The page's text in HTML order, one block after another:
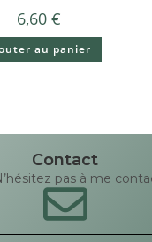
6,60 €
au panier
Contact
pas à me